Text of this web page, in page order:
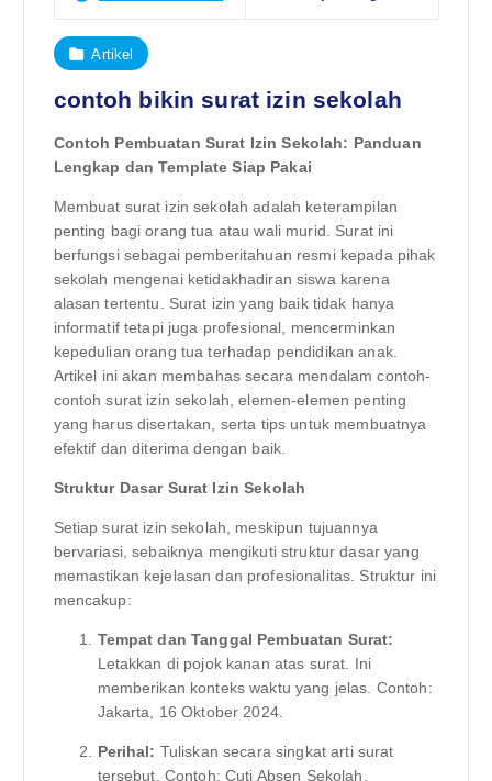
Artikel
contoh bikin surat izin sekolah
Contoh Pembuatan Surat Izin Sekolah: Panduan
Lengkap dan Template Siap Pakai
Membuat surat izin sekolah adalah keterampilan
penting bagi orang tua atau wali murid. Surat ini
berfungsi sebagai pemberitahuan resmi kepada pihak
sekolah mengenai ketidakhadiran siswa karena
alasan tertentu. Surat izin yang baik tidak hanya
informatif tetapi juga profesional, mencerminkan
kepedulian orang tua terhadap pendidikan anak.
Artikel ini akan membahas secara mendalam contoh-
contoh surat izin sekolah, elemen-elemen penting
yang harus disertakan, serta tips untuk membuatnya
efektif dan diterima dengan baik.
Struktur Dasar Surat Izin Sekolah
Setiap surat izin sekolah, meskipun tujuannya
bervariasi, sebaiknya mengikuti struktur dasar yang
memastikan kejelasan dan profesionalitas. Struktur ini
mencakup:
Tempat dan Tanggal Pembuatan Surat:
Letakkan di pojok kanan atas surat. Ini
memberikan konteks waktu yang jelas. Contoh:
Jakarta, 16 Oktober 2024.
Perihal: Tuliskan secara singkat arti surat
tersebut. Contoh: Cuti Absen Sekolah.